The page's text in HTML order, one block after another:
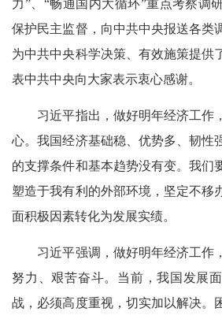
力”、“畅通国内大循环”重点考察调
保护民主监督，向中共中央报送各类
为中共中央科学决策、有效施策提供
表中共中央向大家表示衷心感谢。
习近平指出，做好明年经济工作
心。我国经济基础稳、优势多、韧性
的支撑条件和基本趋势没有变。我们
塑造于我有利的外部环境，坚定不移
面积极因素转化为发展实绩。
习近平强调，做好明年经济工作
努力、艰苦奋斗。当前，我国发展
战，必须高度重视，切实加以解决。